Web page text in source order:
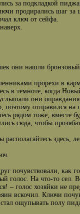
за подкладкой
продирались шаг
ключ от сейфа.
они нашли
прорехи в
в темноте, когда
они
поэтому отправился
рядом тоже, вместе
сюда, чтобы
здесь,
почувствовали, как
голос. На что-то сел.
– голос хозяйки не
вскочил. Ключи
ощупывать полу